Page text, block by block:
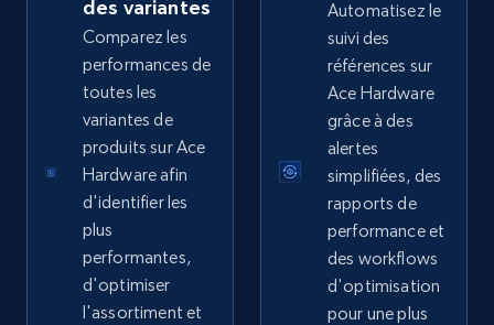
2.1K+ Commencer
Home Depot US - Gather data on products
URL, Domain, Country code, Model number,
Sku, Product id, Product name, Manufacturer,
and more.
des variantes
Comparez les
performances de
toutes les
variantes de
produits sur Ace
Hardware afin
d'identifier les
plus
performantes,
d'optimiser
l'assortiment et
Automatisez le
suivi des
références sur
Ace Hardware
grâce à des
alertes
simplifiées, des
rapports de
performance et
des workflows
d'optimisation
pour une plus